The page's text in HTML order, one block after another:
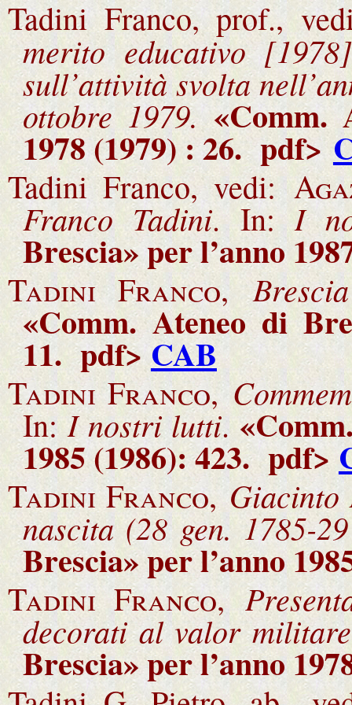
Tadini Franco, prof.,
merito educativo
sull’attività svolta
ottobre 1979. «Comm.
1978 (1979) : 26. pdf>
Tadini Franco, vedi:
Franco Tadini. In:I
Brescia» per l’anno
Tadini Franco,
«Comm. Ateneo di
11. pdf>CAB
Tadini Franco,
In:I nostri lutti.
1985 (1986): 423. pdf>
Tadini Franco, Giacinto
nascita (28 gen. 1785-
Brescia» per l’anno
Tadini Franco,
decorati al valor
Brescia» per l’anno